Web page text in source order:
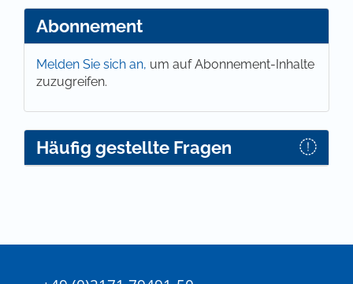
Abonnement
Melden Sie sich an, um auf Abonnement-Inhalte
zuzugreifen.
Häufig gestellte Fragen